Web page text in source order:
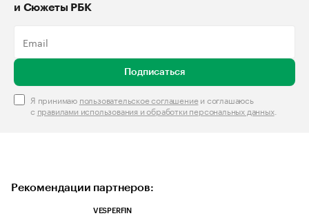
и Сюжеты РБК
Подписаться
Я принимаю пользовательское соглашениеи соглашаюсь
с правилами использования и обработки персональных данных.
Рекомендации партнеров:
VESPERFIN